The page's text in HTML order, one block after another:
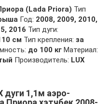
(Lada Priora) Тип
Год: 2008, 2009, 2010,
2016 Тип дуги:
см Тип крепления: за
до 100 кг Материал:
Производитель: LUX
дуги 1,1м аэро-